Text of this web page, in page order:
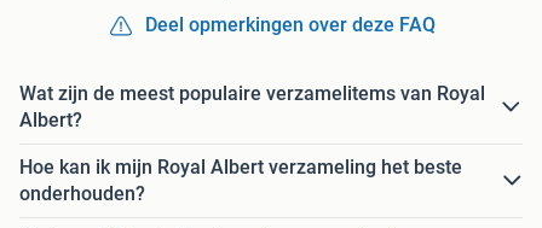
Deel opmerkingen over deze FAQ
Wat zijn de meest populaire verzamelitems van Royal
Albert?
Hoe kan ik mijn Royal Albert verzameling het beste
onderhouden?